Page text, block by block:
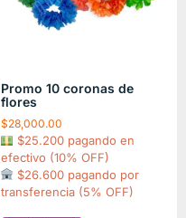
Promo 10 coronas de
flores
$28,000.00
$25.200 pagando en
efectivo (10% OFF)
$26.600 pagando por
transferencia (5% OFF)